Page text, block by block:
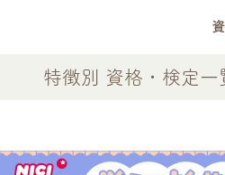
特徴別 資格・検定一